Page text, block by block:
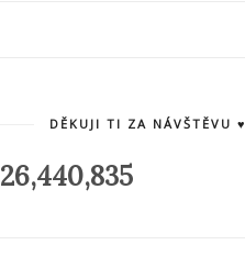
DĚKUJI TI ZA NÁVŠTĚVU ♥
26,440,835